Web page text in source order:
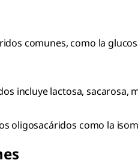
comunes, como la
incluye lactosa, sacarosa,
oligosacáridos como la